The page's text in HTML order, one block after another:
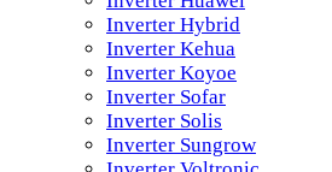
Inverter Hybrid
Inverter Kehua
Inverter Koyoe
Inverter Sofar
Inverter Solis
Inverter Sungrow